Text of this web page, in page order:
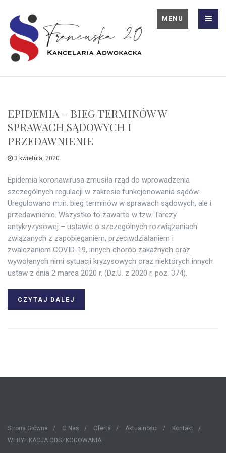
MENU
EPIDEMIA – BIEG TERMINÓW W
SPRAWACH SĄDOWYCH I
PRZEDAWNIENIE
3 kwietnia, 2020
Epidemia koronawirusa zmusiła rząd do wprowadzenia
szczególnych regulacji w zakresie funkcjonowania sądów.
Uregulowano m.in. bieg terminów w sprawach sądowych, ale i
przedawnienie. Wszystko to zawarto w tzw. Tarczy
antykryzysowej – ustawie o szczególnych rozwiązaniach
związanych z zapobieganiem, przeciwdziałaniem i
zwalczaniem COVID-19, innych chorób zakaźnych oraz
wywołanych nimi sytuacji kryzysowych oraz niektórych innych
ustaw z dnia 2 marca 2020 r. (Dz.U. z 2020 r. poz. 374).
CZYTAJ DALEJ
Strona Główna O Nas Oferta Aktualności
Kontakt
WERYFIKACJA ODSZKODOWANIA